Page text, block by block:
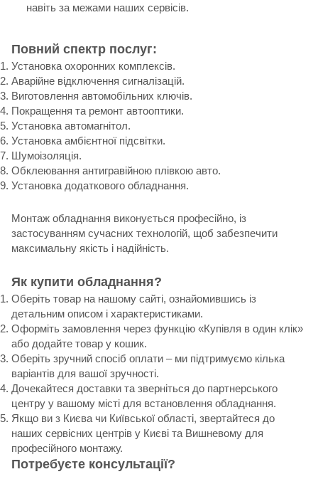
навіть за межами наших сервісів.
Повний спектр послуг:
Установка охоронних комплексів.
Аварійне відключення сигналізацій.
Виготовлення автомобільних ключів.
Покращення та ремонт автооптики.
Установка автомагнітол.
Установка амбієнтної підсвітки.
Шумоізоляція.
Обклеювання антигравійною плівкою авто.
Установка додаткового обладнання.
Монтаж обладнання виконується професійно, із
застосуванням сучасних технологій, щоб забезпечити
максимальну якість і надійність.
Як купити обладнання?
Оберіть товар на нашому сайті, ознайомившись із
детальним описом і характеристиками.
Оформіть замовлення через функцію «Купівля в один клік»
або додайте товар у кошик.
Оберіть зручний спосіб оплати – ми підтримуємо кілька
варіантів для вашої зручності.
Дочекайтеся доставки та зверніться до партнерського
центру у вашому місті для встановлення обладнання.
Якщо ви з Києва чи Київської області, звертайтеся до
наших сервісних центрів у Києві та Вишневому для
професійного монтажу.
Потребуєте консультації?